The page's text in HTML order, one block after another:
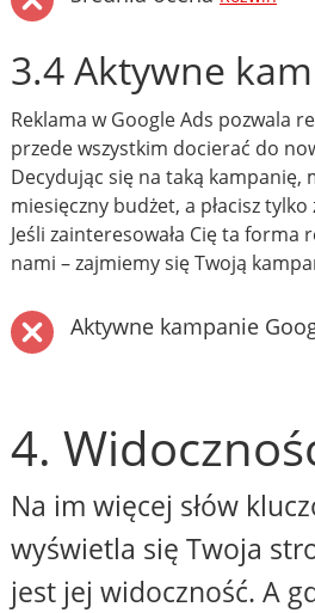
3.4 Aktywne
Reklama w Google Ads pozwala
przede wszystkim docierać do
Decydując się na taką kampanię,
miesięczny budżet, a płacisz
Jeśli zainteresowała Cię ta forma
nami – zajmiemy się Twoją
Aktywne kampanie
4.
Na im więcej słów
wyświetla się Twoja
jest jej widoczność. A